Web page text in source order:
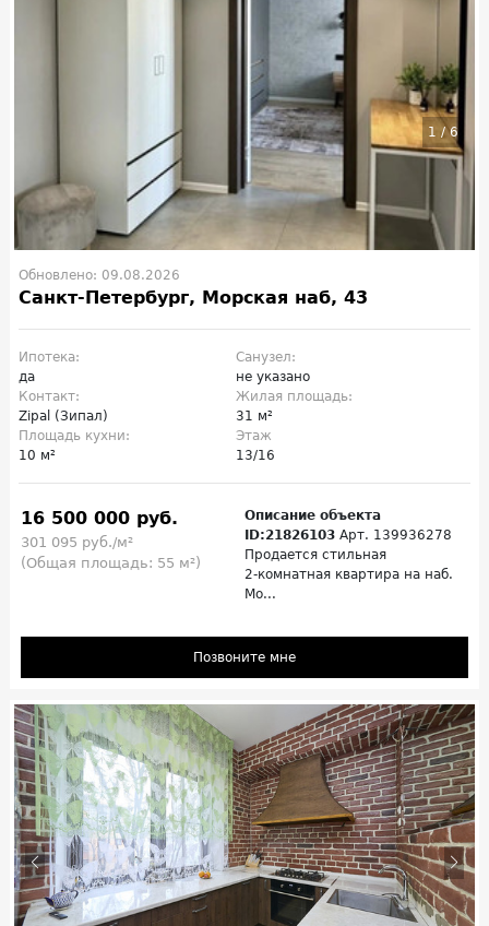
1 /6
Обновлено: 09.08.2026
Санкт-Петербург, Морская наб, 43
Ипотека:
да
Санузел:
не указано
Контакт:
Zipal (Зипал)
Жилая площадь:
31 м²
Площадь кухни:
10 м²
Этаж
13/16
16 500 000 руб.
301 095 руб./м²
(Общая площадь: 55 м²)
Описание объекта
ID:21826103 Арт. 139936278
Продается стильная
2‑комнатная квартира на наб.
Мо...
Позвоните мне